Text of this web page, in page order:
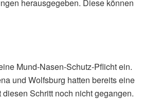
herausgegeben. Diese können
Mund-Nasen-Schutz-Pflicht ein.
und Wolfsburg hatten bereits eine
Schritt noch nicht gegangen.